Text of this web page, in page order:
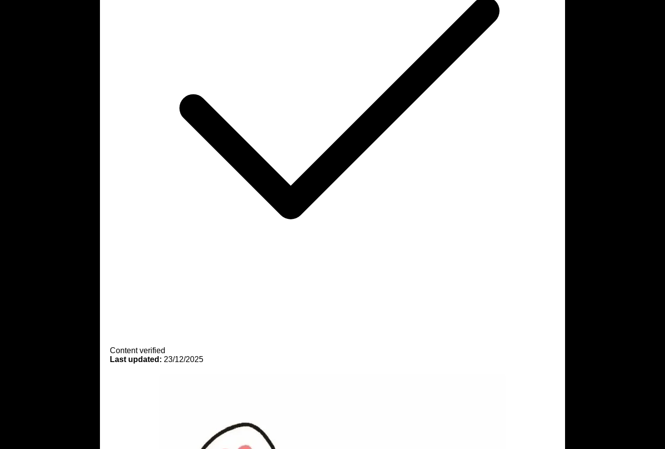
Content verified
Last updated: 23/12/2025